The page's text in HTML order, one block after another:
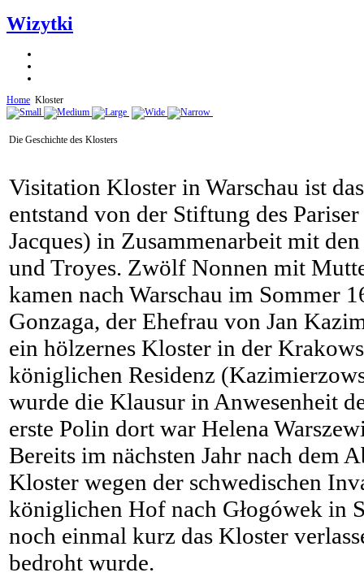
Wizytki
Home Kloster
Die Geschichte des Klosters
Visitation Kloster in Warschau ist
entstand von der Stiftung des
Jacques) in Zusammenarbeit mit
und Troyes. Zwölf Nonnen mit
kamen nach Warschau im Sommer
Gonzaga, der Ehefrau von Jan
ein hölzernes Kloster in der
königlichen Residenz
wurde die Klausur in Anwesenheit
erste Polin dort war Helena
Bereits im nächsten Jahr nach dem
Kloster wegen der schwedischen
königlichen Hof nach Głogówek in
noch einmal kurz das Kloster
bedroht wurde.